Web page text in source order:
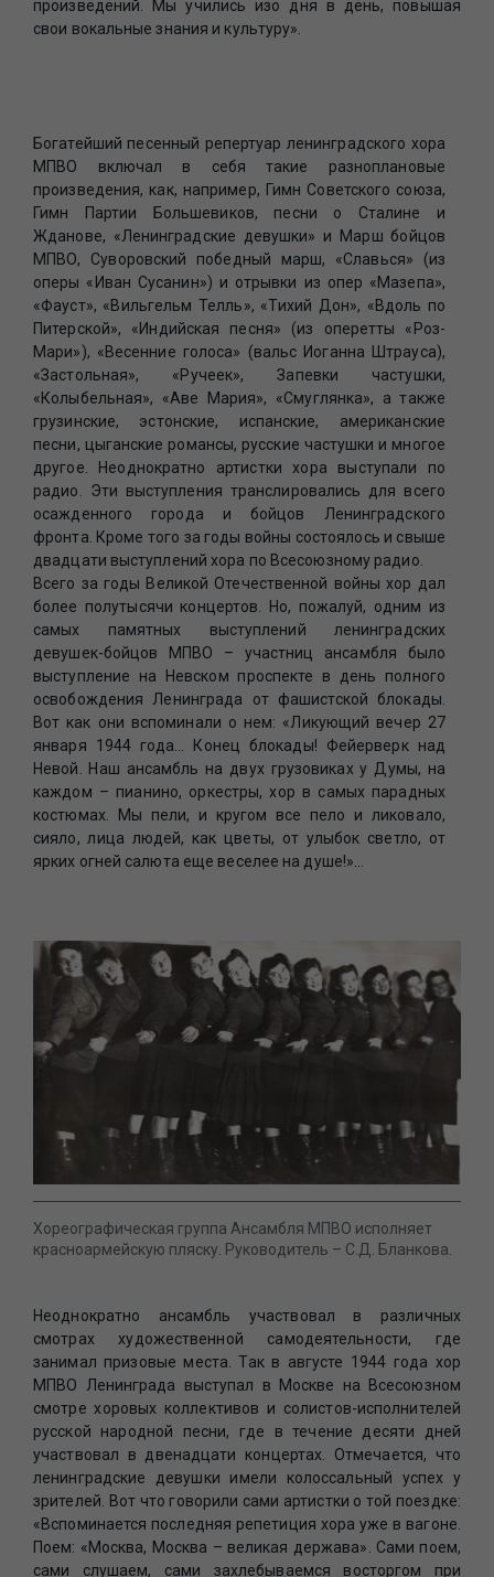
произведений. Мы учились изо дня в день, повышая
свои вокальные знания и культуру».
Богатейший песенный репертуар ленинградского хора
МПВО включал в себя такие разноплановые
произведения, как, например, Гимн Советского союза,
Гимн Партии Большевиков, песни о Сталине и
Жданове, «Ленинградские девушки» и Марш бойцов
МПВО, Суворовский победный марш, «Славься» (из
оперы «Иван Сусанин») и отрывки из опер «Мазепа»,
«Фауст», «Вильгельм Телль», «Тихий Дон», «Вдоль по
Питерской», «Индийская песня» (из оперетты «Роз-
Мари»), «Весенние голоса» (вальс Иоганна Штрауса),
«Застольная», «Ручеек», Запевки частушки,
«Колыбельная», «Аве Мария», «Смуглянка», а также
грузинские, эстонские, испанские, американские
песни, цыганские романсы, русские частушки и многое
другое. Неоднократно артистки хора выступали по
радио. Эти выступления транслировались для всего
осажденного города и бойцов Ленинградского
фронта. Кроме того за годы войны состоялось и свыше
двадцати выступлений хора по Всесоюзному радио.
Всего за годы Великой Отечественной войны хор дал
более полутысячи концертов. Но, пожалуй, одним из
самых памятных выступлений ленинградских
девушек-бойцов МПВО – участниц ансамбля было
выступление на Невском проспекте в день полного
освобождения Ленинграда от фашистской блокады.
Вот как они вспоминали о нем: «Ликующий вечер 27
января 1944 года… Конец блокады! Фейерверк над
Невой. Наш ансамбль на двух грузовиках у Думы, на
каждом – пианино, оркестры, хор в самых парадных
костюмах. Мы пели, и кругом все пело и ликовало,
сияло, лица людей, как цветы, от улыбок светло, от
ярких огней салюта еще веселее на душе!»…
Хореографическая группа Ансамбля МПВО исполняет
красноармейскую пляску. Руководитель – С.Д. Бланкова.
Неоднократно ансамбль участвовал в различных
смотрах художественной самодеятельности, где
занимал призовые места. Так в августе 1944 года хор
МПВО Ленинграда выступал в Москве на Всесоюзном
смотре хоровых коллективов и солистов-исполнителей
русской народной песни, где в течение десяти дней
участвовал в двенадцати концертах. Отмечается, что
ленинградские девушки имели колоссальный успех у
зрителей. Вот что говорили сами артистки о той поездке:
«Вспоминается последняя репетиция хора уже в вагоне.
Поем: «Москва, Москва – великая держава». Сами поем,
сами слушаем, сами захлебываемся восторгом при